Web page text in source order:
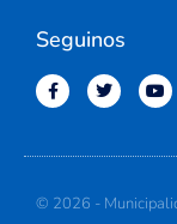
Seguinos
© 2026 -